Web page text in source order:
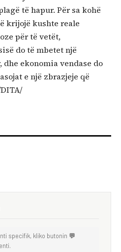
të hapur. Për sa kohë
krijojë kushte reale
për të vetët,
do të mbetet një
ekonomia vendase do
e një zbrazjeje që
specifik, kliko butonin 💬